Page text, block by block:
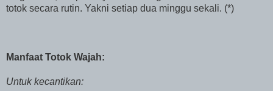
totok secara rutin. Yakni setiap dua minggu sekali. (*)
Manfaat Totok Wajah:
Untuk kecantikan: